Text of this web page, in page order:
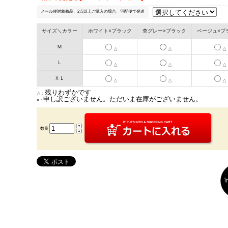
メール便対象商品、2点以上ご購入の場合、宅配便で発送
サイズ＼カラー ホワイト×ブラック 杢グレー×ブラック ベージュ×ブ
Ｍ △ △ △
Ｌ △ △ △
ＸＬ △ △ △
△： 残りわずかです
×： 申し訳ございません。ただいま在庫がございません。
数量